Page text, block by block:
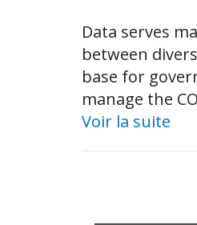
Data serves
between
base for
manage the
Voir la suite